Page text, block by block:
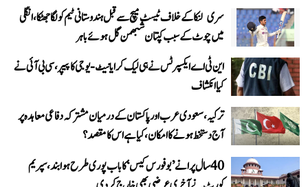
سری لنکا کے خلاف ٹیسٹ میچ سے قبل ہندوستانی ٹیم کو لگا جھٹکا، انگلی
میں چوٹ کے سبب کپتان شبھمن گل ہوئے باہر
این ٹی اے ایکسپرٹس نے ہی لیک کرایا نیٹ-یوجی کا پیپر، سی بی آئی نے
کیا انکشاف
ترکیہ، سعودی عرب اور پاکستان کے درمیان مشترکہ دفاعی معاہدہ پر
آج دستخط ہونے کا امکان، کیا ہے اس کا مقصد؟
40 سال پرانے ’بوفورس کیس‘ کا باب پوری طرح ہوا بند، سپریم